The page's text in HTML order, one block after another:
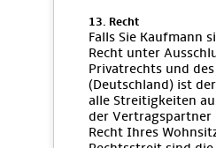
13. Recht
Falls Sie Kaufmann
Recht unter
Privatrechts und
(Deutschland) ist
alle Streitigkeiten
der Vertragspartner
Recht Ihres